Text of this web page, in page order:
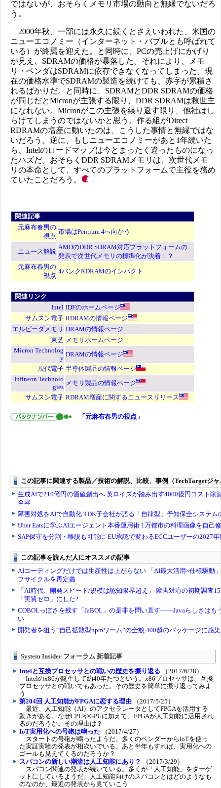
ではないが、おそらくメモリ市場の動向と無縁でないだろ
う。
2000年秋、一部には永久に続くとさえいわれた、米国の
ニューエコノミー（インターネット・バブルとも呼ばれて
いる）が終焉を迎えた。と同時に、PCの売上げにかげり
が見え、SDRAMの価格が暴落した。それにより、メモ
リ・ベンダはSDRAMに依存できなくなってしまった。現
在の価格水準でSDRAMの製造を続けても、赤字が累積さ
れるばかりだ。と同時に、SDRAMとDDR SDRAMの価格
が同じだとMicronが主張する限り、DDR SDRAMは救世主
になれない。Micronがこの主張を繰り返す限り、他社はし
らけてしまうのではないかと思う。作る組がDirect
RDRAMの増産に動いたのは、こうした事情と無縁ではな
いだろう。逆に、もしニューエコノミーがあと1年続いた
ら、Intelのロードマップは今とまったく違ったものになっ
たハズだ。おそらくDDR SDRAMメモリは、次世代メモ
リの本命として、すべてのプラットフォームで主役を務め
ていたことだろう。
関連記事
元麻布春男の
視点
市場はPentium 4へ向かう
ニュース解説
AMDのDDR SDRAM対応プラットフォームの
発表で次世代メモリの標準化が決着！？
元麻布春男の
視点
4バンクRDRAMのインパクト
関連リンク
Intel IDFのホームページ
サムスン電子 RDRAMの情報ページ
エルピーダメモリ DRAMの情報ページ
東芝 メモリホームページ
Micron Technolog
y
DRAMの情報ページ
現代電子 半導体製品の情報ページ
Infineon Technolo
gies
メモリ製品の情報ページ
サムスン電子 RDRAM増産に関するニュースリリース
「元麻布春男の視点」
System Insider フォーラム 新着記事
Intelと互換プロセッサとの戦いの歴史を振り返る （2017/6/28）
Intelのx86が誕生して約40年たつという。x86プロセッサは、互換
プロセッサとの戦いでもあった。その歴史を簡単に振り返ってみよ
う
第204回 人工知能がFPGAに恋する理由 （2017/5/25）
最近、人工知能（AI）のアクセラレータとしてFPGAを活用する
動きがある。なぜCPUやGPUに加えて、FPGAが人工知能に活用され
るのだろうか。その理由は？
IoT実用化への号砲は鳴った （2017/4/27）
スタートの号砲が鳴ったようだ。多くのベンダーからIoTを使っ
た実証実験の発表が相次いでいる。あと半年もすれば、実用化への
ゴールも見えてくるのだろうか？
スパコンの新しい潮流は人工知能にあり？
（2017/3/29）
スパコン関連の発表が続いている。多くが「人工知能」をターゲ
ットにしているようだ。人工知能向けのスパコンとはどのようなも
のなのか、最近の発表から見ていこう